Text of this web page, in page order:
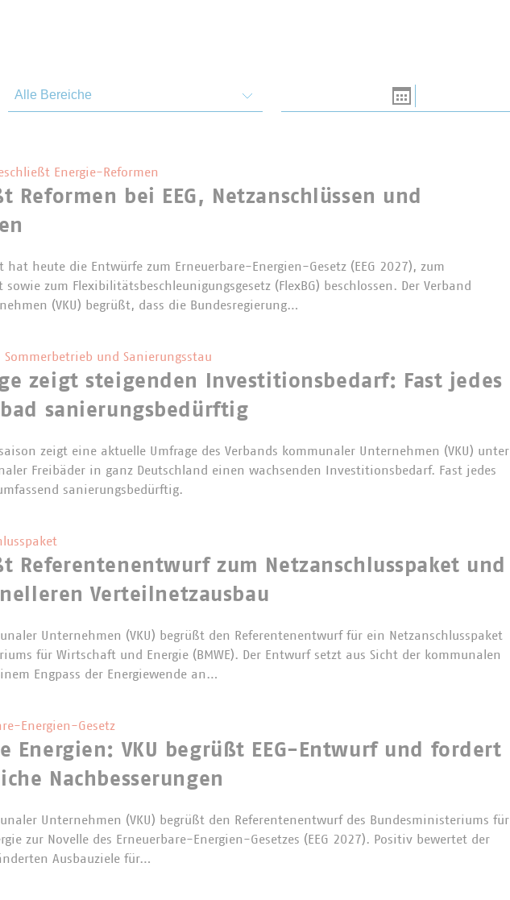
Bis
Energie-Reformen
Reformen bei EEG, Netzanschlüssen und
hat heute die Entwürfe zum Erneuerbare-Energien-Gesetz (EEG 2027), zum
sowie zum Flexibilitätsbeschleunigungsgesetz (FlexBG) beschlossen. Der Verband
(VKU) begrüßt, dass die Bundesregierung…
Sommerbetrieb und Sanierungsstau
zeigt steigenden Investitionsbedarf: Fast jedes
sanierungsbedürftig
zeigt eine aktuelle Umfrage des Verbands kommunaler Unternehmen (VKU) unter
Freibäder in ganz Deutschland einen wachsenden Investitionsbedarf. Fast jedes
sanierungsbedürftig.
Referentenentwurf zum Netzanschlusspaket und
Verteilnetzausbau
Unternehmen (VKU) begrüßt den Referentenentwurf für ein Netzanschlusspaket
für Wirtschaft und Energie (BMWE). Der Entwurf setzt aus Sicht der kommunalen
Engpass der Energiewende an…
Energien-Gesetz
Energien: VKU begrüßt EEG-Entwurf und fordert
Nachbesserungen
Unternehmen (VKU) begrüßt den Referentenentwurf des Bundesministeriums für
zur Novelle des Erneuerbare-Energien-Gesetzes (EEG 2027). Positiv bewertet der
Ausbauziele für…